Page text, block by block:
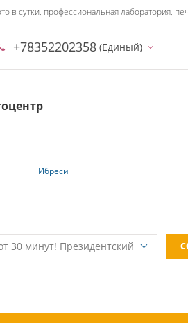
в сутки, профессиональная лаборатория,
+78352202358 (Единый)
Ибреси